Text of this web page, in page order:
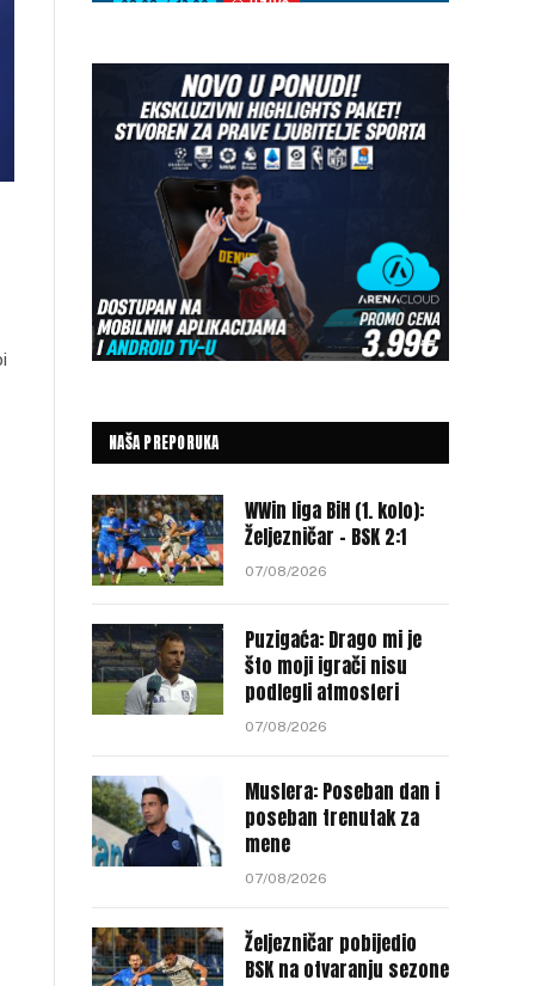
NAŠA PREPORUKA
WWin liga BiH (1. kolo):
Željezničar – BSK 2:1
07/08/2026
Puzigaća: Drago mi je
što moji igrači nisu
podlegli atmosferi
07/08/2026
Muslera: Poseban dan i
poseban trenutak za
mene
07/08/2026
Željezničar pobijedio
BSK na otvaranju sezone